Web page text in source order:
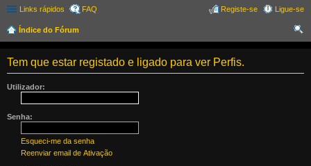
Links rápidos FAQ Ligue-se
Registe-se
Índice do Fórum
Tem que estar registado e ligado para ver Perfis.
Utilizador:
Senha:
Esqueci-me da senha
Reenviar email de Ativação